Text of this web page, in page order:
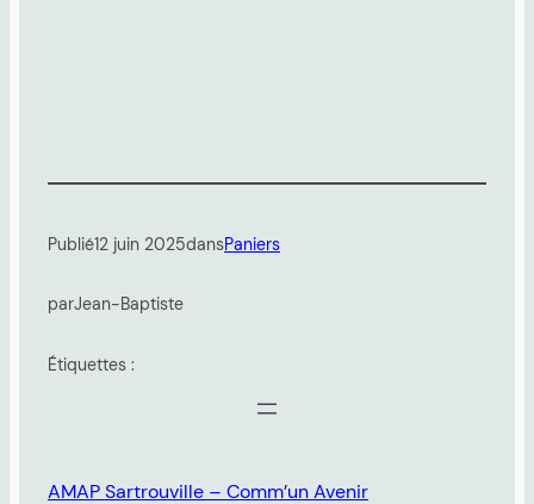
Publié12 juin 2025dansPaniers
parJean-Baptiste
Étiquettes :
AMAP Sartrouville – Comm’un Avenir